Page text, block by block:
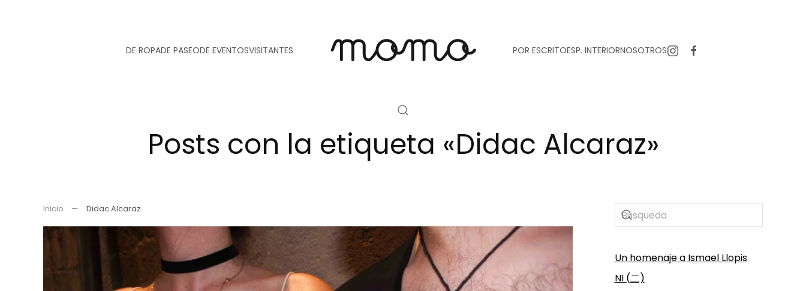
DE ROPADE PASEODE EVENTOSVISITANTES POR ESCRITOESP. INTERIORNOSOTROS
Posts con la etiqueta «Didac Alcaraz»
Inicio Didac Alcaraz
Un homenaje a Ismael Llopis
NI (二)